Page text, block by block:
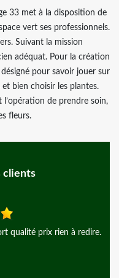
33 met à la disposition de
vert ses professionnels.
Suivant la mission
adéquat. Pour la création
pour savoir jouer sur
bien choisir les plantes.
l’opération de prendre soin,
fleurs.
clients
très satisfait de son travail